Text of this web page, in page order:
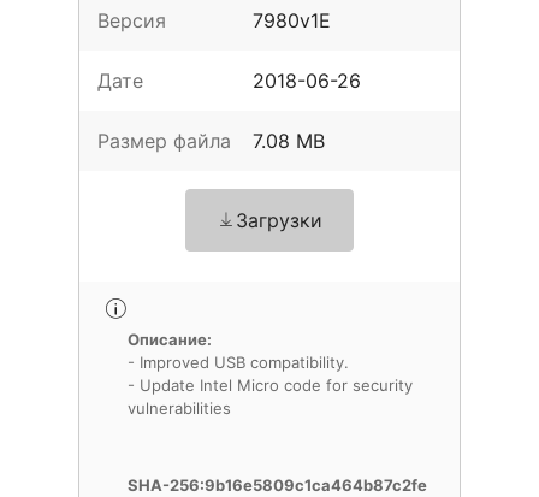
Версия 7980v1E
Дате 2018-06-26
Размер файла 7.08 MB
Загрузки
Описание:
- Improved USB compatibility.
- Update Intel Micro code for security
vulnerabilities
SHA-256:9b16e5809c1ca464b87c2fe